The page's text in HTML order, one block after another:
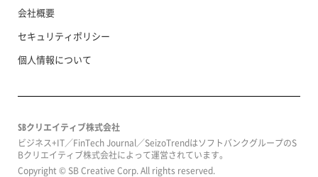
会社概要
セキュリティポリシー
個人情報について
SBクリエイティブ株式会社
ビジネス+IT／FinTech Journal／SeizoTrendはソフトバンクグループのS
Bクリエイティブ株式会社によって運営されています。
Copyright © SB Creative Corp. All rights reserved.